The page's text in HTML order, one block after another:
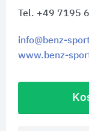
Tel. +49 7195
info@benz-
www.benz-